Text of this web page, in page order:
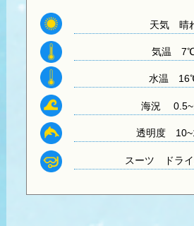
天気晴
気温
水温
海況
透明度
スーツ ドライ